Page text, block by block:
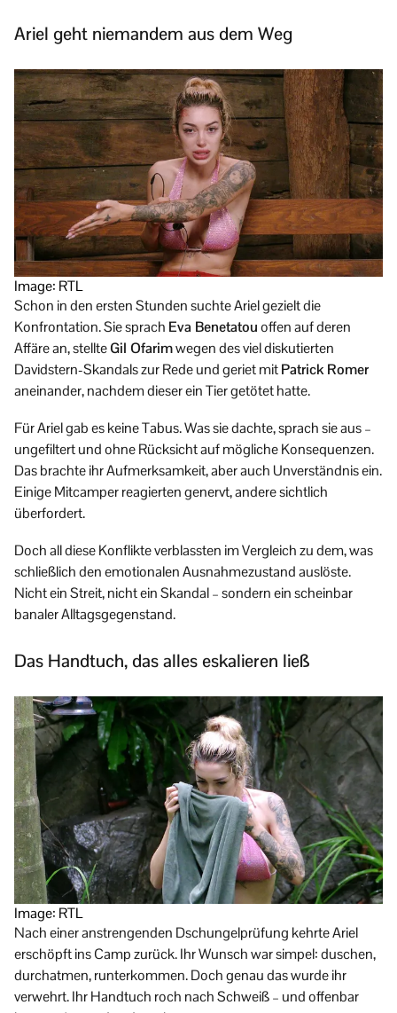
Ariel geht niemandem aus dem Weg
Image: RTL
Schon in den ersten Stunden suchte Ariel gezielt die
Konfrontation. Sie sprach Eva Benetatouoffen auf deren
Affäre an, stellteGil Ofarimwegen des viel diskutierten
Davidstern-Skandals zur Rede und geriet mitPatrick Romer
aneinander, nachdem dieser ein Tier getötet hatte.
Für Ariel gab es keine Tabus. Was sie dachte, sprach sie aus –
ungefiltert und ohne Rücksicht auf mögliche Konsequenzen.
Das brachte ihr Aufmerksamkeit, aber auch Unverständnis ein.
Einige Mitcamper reagierten genervt, andere sichtlich
überfordert.
Doch all diese Konflikte verblassten im Vergleich zu dem, was
schließlich den emotionalen Ausnahmezustand auslöste.
Nicht ein Streit, nicht ein Skandal – sondern ein scheinbar
banaler Alltagsgegenstand.
Das Handtuch, das alles eskalieren ließ
Image: RTL
Nach einer anstrengenden Dschungelprüfung kehrte Ariel
erschöpft ins Camp zurück. Ihr Wunsch war simpel: duschen,
durchatmen, runterkommen. Doch genau das wurde ihr
verwehrt. Ihr Handtuch roch nach Schweiß – und offenbar